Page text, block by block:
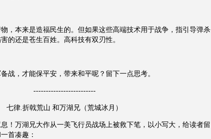
，本来是造福民生的。但如果这些高端技术用于战争，指引导弹杀
的还是苍生百姓。高科技有双刃性。
战，才能保平安，带来和平呢？留下一点思考。
-------------------------
七律.折戟荒山 和万湖兄（荒城冰月）
！万湖兄大作从一美飞行员战场上被救下笔，以小写大，给读者留
首凑趣：